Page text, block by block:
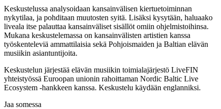
Keskustelussa analysoidaan kansainvälisen kiertuetoiminnan
nykytilaa, ja pohditaan muutosten syitä. Lisäksi kysytään, haluaako
liveala itse palauttaa kansainväliset sisällöt omiin ohjelmistoihinsa.
Mukana keskustelemassa on kansainvälisten artistien kanssa
työskenteleviä ammattilaisia sekä Pohjoismaiden ja Baltian elävän
musiikin asiantuntijoita.
Keskustelun järjestää elävän musiikin toimialajärjestö LiveFIN
yhteistyössä Euroopan unionin rahoittaman Nordic Baltic Live
Ecosystem -hankkeen kanssa. Keskustelu käydään englanniksi.
Jaa somessa